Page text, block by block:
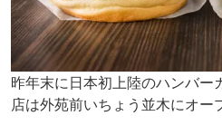
昨年末に日本初上陸のハンバー
店は外苑前いちょう並木にオー